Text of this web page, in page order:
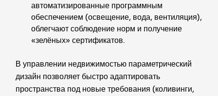
автоматизированные программным
обеспечением (освещение, вода, вентиляция),
облегчают соблюдение норм и получение
«зелёных» сертификатов.
В управлении недвижимостью параметрический
дизайн позволяет быстро адаптировать
пространства под новые требования (коливинги,